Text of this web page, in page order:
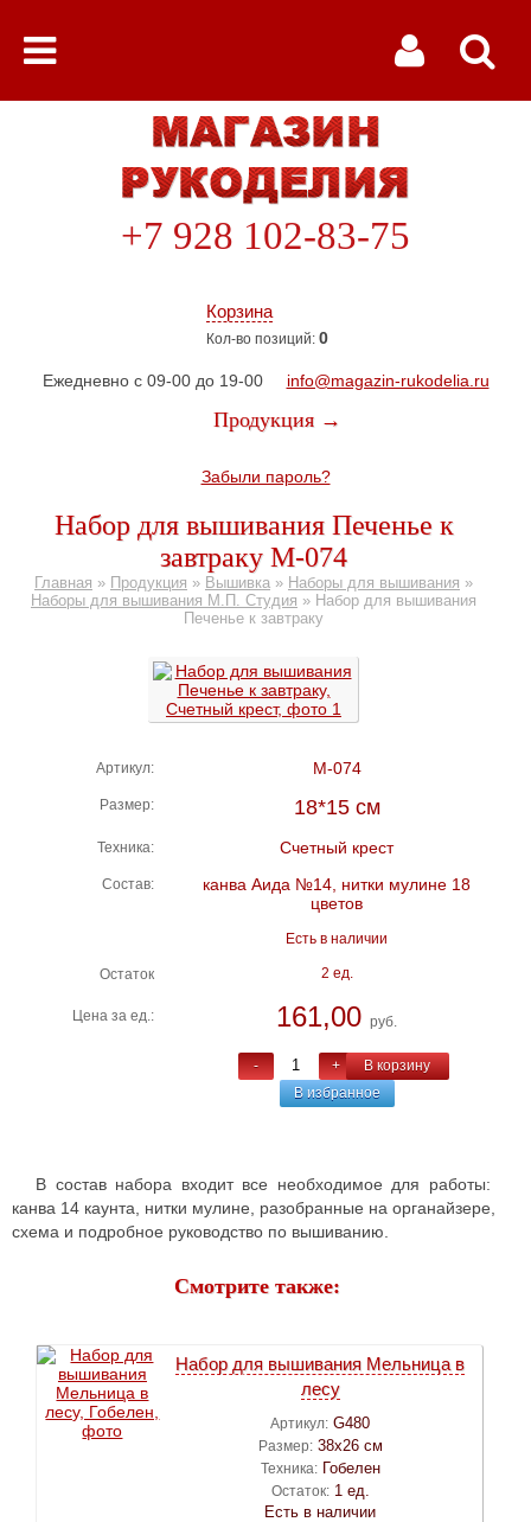
Корзина
Кол-во позиций: 0
+7 928 102-83-75
Ежедневно с 09-00 до 19-00 info@magazin-rukodelia.ru
Продукция →
Забыли пароль?
Набор для вышивания Печенье к
завтраку М-074
Главная » Продукция » Вышивка » Наборы для вышивания »
Наборы для вышивания М.П. Студия » Набор для вышивания
Печенье к завтраку
Артикул: М-074
Размер: 18*15 см
Техника: Счетный крест
Состав:
канва Аида №14, нитки мулине 18
цветов
Есть в наличии
Остаток 2 ед.
Цена за ед.: 161,00 руб.
- +
В корзину
В избранное
В состав набора входит все необходимое для работы:
канва 14 каунта, нитки мулине, разобранные на органайзере,
схема и подробное руководство по вышиванию.
Смотрите также:
Набор для вышивания Мельница в
лесу
Артикул: G480
Размер: 38х26 см
Техника: Гобелен
Остаток: 1 ед.
Есть в наличии